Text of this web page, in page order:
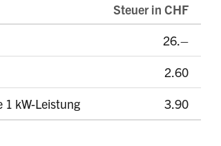
Steuer in CHF
26.–
2.60
1 kW-Leistung
3.90